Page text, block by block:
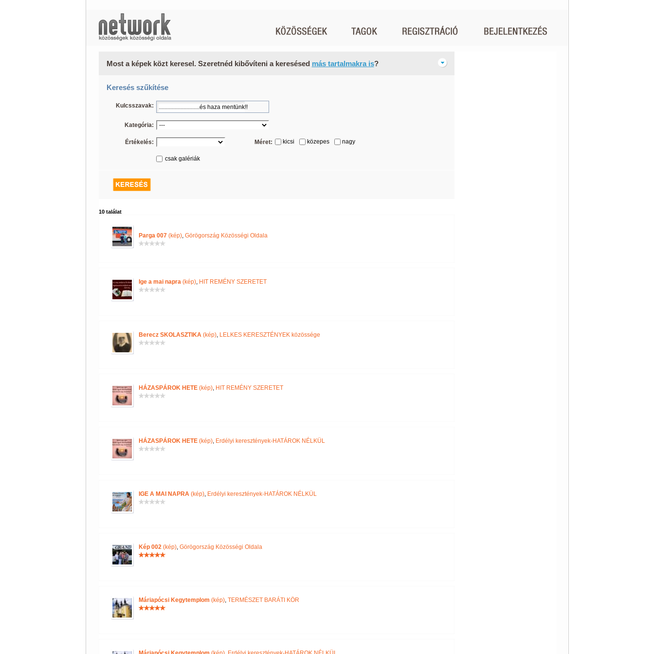
Most a képek közt keresel. Szeretnéd kibővíteni a keresésed más tartalmakra is?
Keresés szűkítése
Kulcsszavak:
Kategória:
Értékelés: Méret: kicsi közepes nagy
csak galériák
10 találat
Parga 007(kép), Görögország Közösségi Oldala
Ige a mai napra (kép), HIT REMÉNY SZERETET
Berecz SKOLASZTIKA(kép), LELKES KERESZTÉNYEK közössége
HÁZASPÁROK HETE(kép), HIT REMÉNY SZERETET
HÁZASPÁROK HETE(kép), Erdélyi keresztények-HATÁROK NÉLKÜL
IGE A MAI NAPRA(kép), Erdélyi keresztények-HATÁROK NÉLKÜL
Kép 002(kép), Görögország Közösségi Oldala
Máriapócsi Kegytemplom (kép), TERMÉSZET BARÁTI KÖR